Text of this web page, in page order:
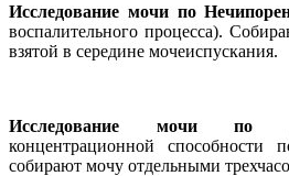
Исследование мочи по
воспалительного процесса).
взятой в середине мочеиспускания.
Исследование мочи по
концентрационной способности
собирают мочу отдельными